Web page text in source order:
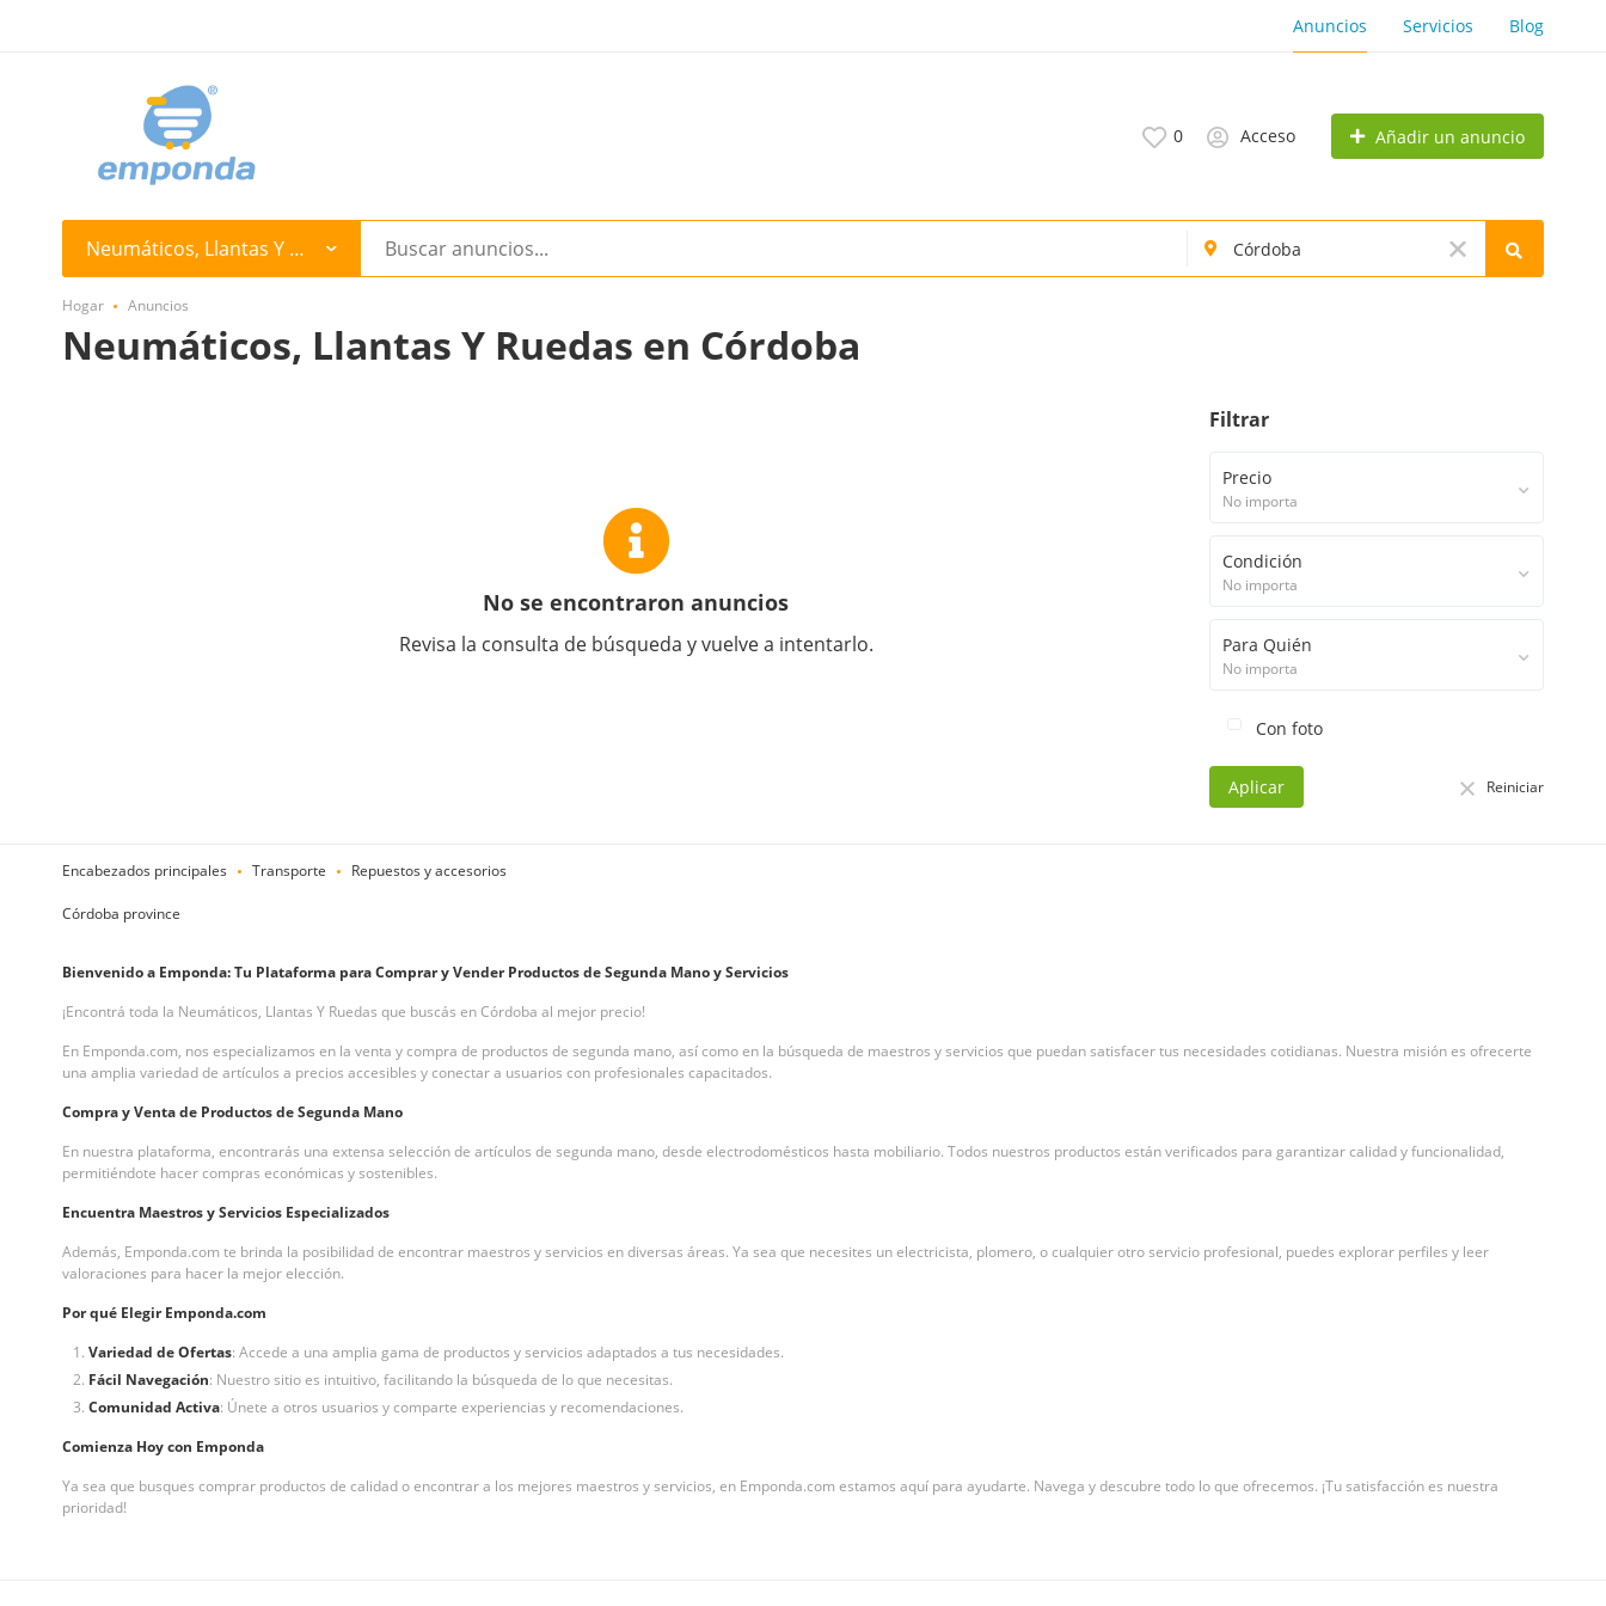
Anuncios Servicios Blog
0 Acceso Añadir un anuncio
Neumáticos, Llantas Y Ruedas
Hogar Anuncios
Neumáticos, Llantas Y Ruedas en Córdoba
No se encontraron anuncios
Revisa la consulta de búsqueda y vuelve a intentarlo.
Filtrar
Precio
No importa
Condición
No importa
Para Quién
No importa
Con foto
Aplicar Reiniciar
Encabezados principales Transporte Repuestos y accesorios
Córdoba province
Bienvenido a Emponda: Tu Plataforma para Comprar y Vender Productos de Segunda Mano y Servicios
¡Encontrá toda la Neumáticos, Llantas Y Ruedas que buscás en Córdoba al mejor precio!
En Emponda.com, nos especializamos en la venta y compra de productos de segunda mano, así como en la búsqueda de maestros y servicios que puedan satisfacer tus necesidades cotidianas. Nuestra misión es ofrecerte
una amplia variedad de artículos a precios accesibles y conectar a usuarios con profesionales capacitados.
Compra y Venta de Productos de Segunda Mano
En nuestra plataforma, encontrarás una extensa selección de artículos de segunda mano, desde electrodomésticos hasta mobiliario. Todos nuestros productos están verificados para garantizar calidad y funcionalidad,
permitiéndote hacer compras económicas y sostenibles.
Encuentra Maestros y Servicios Especializados
Además, Emponda.com te brinda la posibilidad de encontrar maestros y servicios en diversas áreas. Ya sea que necesites un electricista, plomero, o cualquier otro servicio profesional, puedes explorar perfiles y leer
valoraciones para hacer la mejor elección.
Por qué Elegir Emponda.com
Variedad de Ofertas: Accede a una amplia gama de productos y servicios adaptados a tus necesidades.
Fácil Navegación: Nuestro sitio es intuitivo, facilitando la búsqueda de lo que necesitas.
Comunidad Activa: Únete a otros usuarios y comparte experiencias y recomendaciones.
Comienza Hoy con Emponda
Ya sea que busques comprar productos de calidad o encontrar a los mejores maestros y servicios, en Emponda.com estamos aquí para ayudarte. Navega y descubre todo lo que ofrecemos. ¡Tu satisfacción es nuestra
prioridad!